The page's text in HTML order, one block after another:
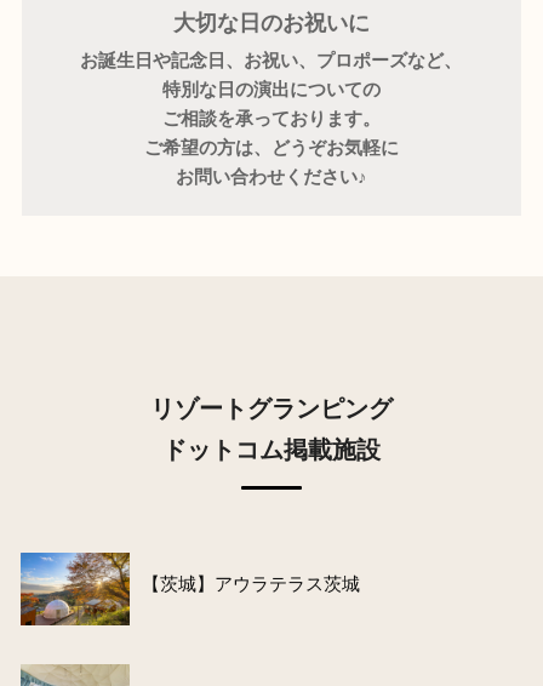
大切な日のお祝いに
お誕生日や記念日、お祝い、プロポーズなど、
特別な日の演出についての
ご相談を承っております。
ご希望の方は、どうぞお気軽に
お問い合わせください♪
リゾートグランピング
ドットコム掲載施設
【茨城】アウラテラス茨城